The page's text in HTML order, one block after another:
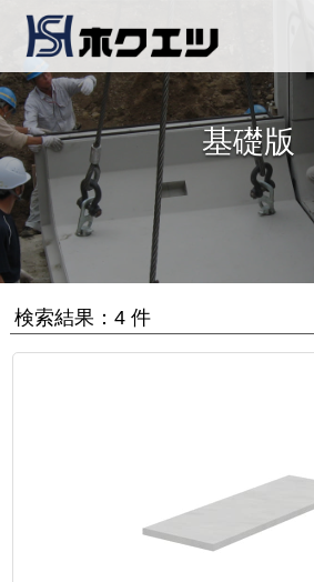
基礎版
検索結果：4 件